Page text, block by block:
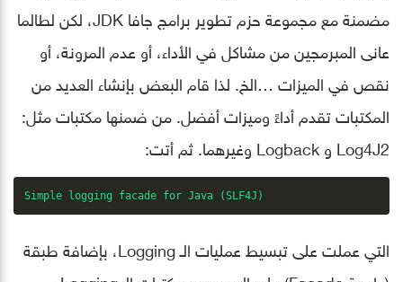
مضمنة مع مجموعة حزم تطوير برامج جافا JDK، لكن لطالما
عانى المبرمجين من مشاكل في الأداء، أو عدم المرونة، أو
نقص في الميزات …الخ. لذا قام البعض بإنشاء العديد من
المكتبات تقدم أداءً وميزات أفضل. من ضمنها مكتبات مثل:
Log4J2 و Logback وغيرهما. ثم أتت:
Simple logging facade for Java (SLF4J)
التي عملت على تبسيط عمليات الـ Logging، بإضافة طبقة